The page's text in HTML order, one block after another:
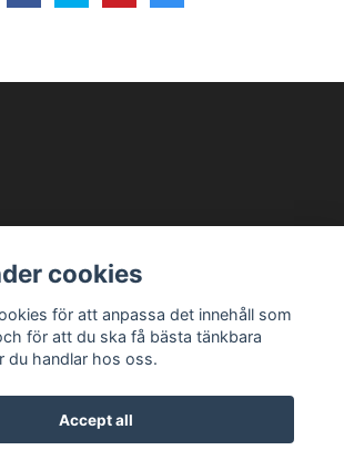
NYHETSBREV
Prenumerera
cookies
för att anpassa det innehåll som
för att du ska få bästa tänkbara
du handlar hos oss.
Accept all